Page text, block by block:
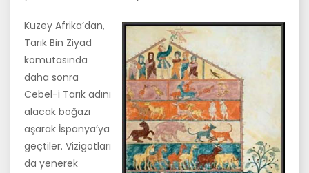
Kuzey Afrika’dan,
Tarık Bin Ziyad
komutasında
daha sonra
Cebel-i Tarık adını
alacak boğazı
aşarak İspanya’ya
geçtiler. Vizigotları
da yenerek